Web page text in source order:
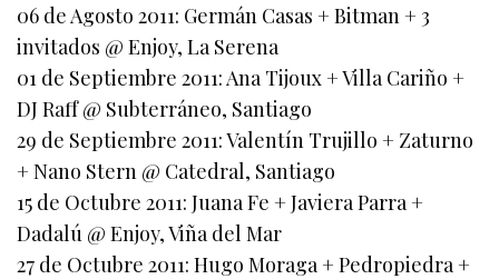
06 de Agosto 2011: Germán Casas + Bitman + 3
invitados @ Enjoy, La Serena
01 de Septiembre 2011: Ana Tijoux + Villa Cariño +
DJ Raff @ Subterráneo, Santiago
29 de Septiembre 2011: Valentín Trujillo + Zaturno
+ Nano Stern @ Catedral, Santiago
15 de Octubre 2011: Juana Fe + Javiera Parra +
Dadalú @ Enjoy, Viña del Mar
27 de Octubre 2011: Hugo Moraga + Pedropiedra +